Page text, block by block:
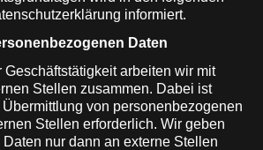
informiert.
Daten
Geschäftstätigkeit arbeiten wir mit
Stellen zusammen. Dabei ist
von personenbezogenen
Stellen erforderlich. Wir geben
nur dann an externe Stellen